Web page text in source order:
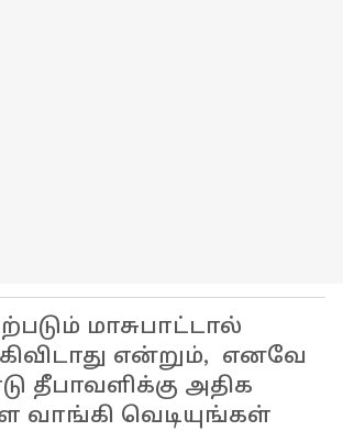
மாசுபாட்டால்
என்றும், எனவே
தீபாவளிக்கு அதிக
வாங்கி வெடியுங்கள்